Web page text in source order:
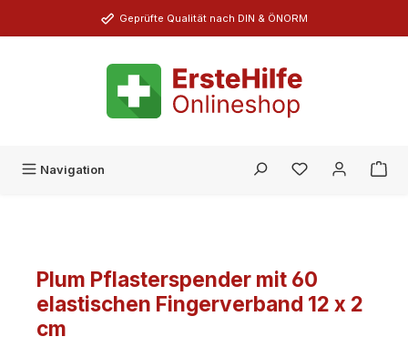
Zum Hauptinhalt springenGeprüfte Qualität nach DIN & ÖNORM
Navigation Du hast 0
Plum Pflasterspender mit 60
elastischen Fingerverband 12 x 2
cm